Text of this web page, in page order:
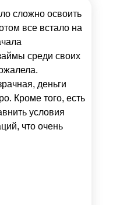
сложно освоить
все встало на
среди своих
деньги
Кроме того, есть
условия
что очень